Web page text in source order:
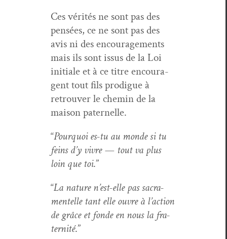
Ces vérités ne sont pas des
pen­sées, ce ne sont pas des
avis ni des encour­age­ments
mais ils sont issus de la Loi
ini­tiale et à ce titre encour­a­
gent tout fils prodigue à
retrou­ver le chemin de la
mai­son paternelle.
“Pourquoi es-tu au monde si tu
feins d’y vivre — tout va plus
loin que toi.”
“La nature n’est-elle pas sacra­
mentelle tant elle ouvre à l’ac­tion
de grâce et fonde en nous la fra­
ter­nité.”